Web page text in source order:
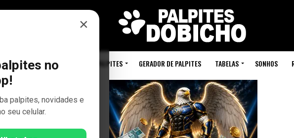
PÁGINA INICIAL PALPITES GERADOR DE PALPITES TABELAS SONHOS
×
no
palpites, novidades e
seu celular.